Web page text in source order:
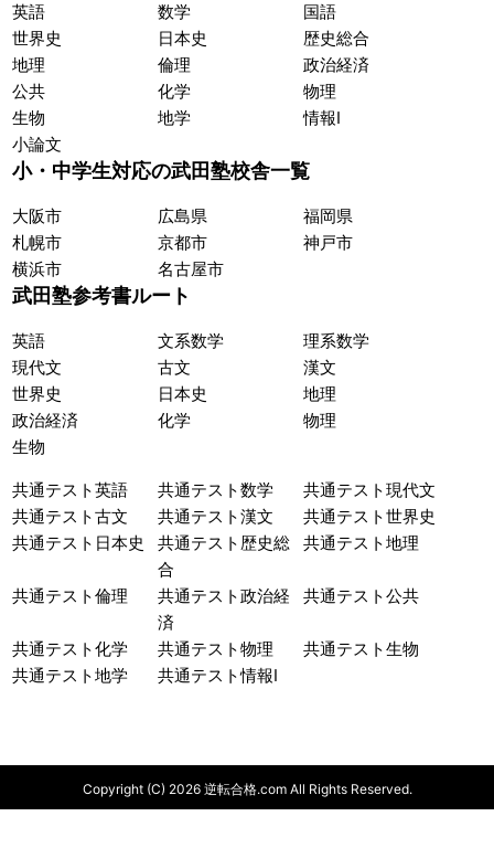
英語 数学
国語
世界史
日本史
歴史総合
地理
倫理
政治経済
公共
化学
物理
生物
地学
情報Ⅰ
小論文
小・中学生対応の武田塾校舎一覧
大阪市 広島県
福岡県
札幌市
京都市
神戸市
横浜市
名古屋市
武田塾参考書ルート
英語 文系数学
理系数学
現代文
古文
漢文
世界史
日本史
地理
政治経済
化学
物理
生物
共通テスト英語 共通テスト数学
共通テスト現代文
共通テスト古文
共通テスト漢文
共通テスト世界史
共通テスト日本史
共通テスト歴史総
合
共通テスト地理
共通テスト倫理
共通テスト政治経
済
共通テスト公共
共通テスト化学 共通テスト物理
共通テスト生物
共通テスト地学
共通テスト情報I
Copyright (C) 2026 逆転合格.com All Rights Reserved.